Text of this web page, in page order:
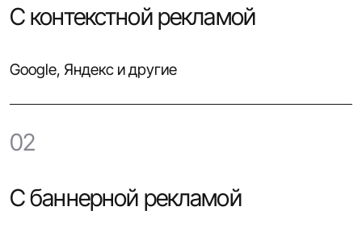
С контекстной рекламой
Google, Яндекс и другие
02
С баннерной рекламой